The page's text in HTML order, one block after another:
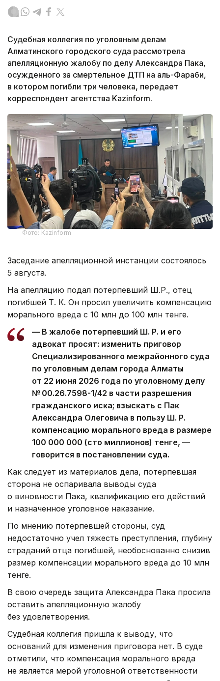
Судебная коллегия по уголовным делам
Алматинского городского суда рассмотрела
апелляционную жалобу по делу Александра Пака,
осужденного за смертельное ДТП на аль-Фараби,
в котором погибли три человека, передает
корреспондент агентства Kazinform.
Фото: Kazinform
Заседание апелляционной инстанции состоялось
5 августа.
На апелляцию подал потерпевший Ш.Р., отец
погибшей Т. К. Он просил увеличить компенсацию
морального вреда с 10 млн до 100 млн тенге.
— В жалобе потерпевший Ш. Р. и его
адвокат просят: изменить приговор
Специализированного межрайонного суда
по уголовным делам города Алматы
от 22 июня 2026 года по уголовному делу
№ 00.26.7598-1/42 в части разрешения
гражданского иска; взыскать с Пак
Александра Олеговича в пользу Ш. Р.
компенсацию морального вреда в размере
100 000 000 (сто миллионов) тенге, —
говорится в постановлении суда.
Как следует из материалов дела, потерпевшая
сторона не оспаривала выводы суда
о виновности Пака, квалификацию его действий
и назначенное уголовное наказание.
По мнению потерпевшей стороны, суд
недостаточно учел тяжесть преступления, глубину
страданий отца погибшей, необоснованно снизив
размер компенсации морального вреда до 10 млн
тенге.
В свою очередь защита Александра Пака просила
оставить апелляционную жалобу
без удовлетворения.
Судебная коллегия пришла к выводу, что
оснований для изменения приговора нет. В суде
отметили, что компенсация морального вреда
не является мерой уголовной ответственности